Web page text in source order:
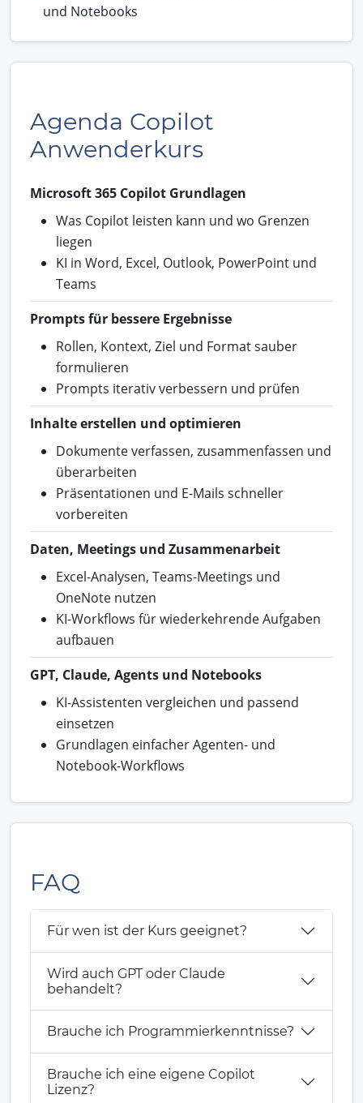
und Notebooks
Agenda Copilot
Anwenderkurs
Microsoft 365 Copilot Grundlagen
Was Copilot leisten kann und wo Grenzen
liegen
KI in Word, Excel, Outlook, PowerPoint und
Teams
Prompts für bessere Ergebnisse
Rollen, Kontext, Ziel und Format sauber
formulieren
Prompts iterativ verbessern und prüfen
Inhalte erstellen und optimieren
Dokumente verfassen, zusammenfassen und
überarbeiten
Präsentationen und E-Mails schneller
vorbereiten
Daten, Meetings und Zusammenarbeit
Excel-Analysen, Teams-Meetings und
OneNote nutzen
KI-Workflows für wiederkehrende Aufgaben
aufbauen
GPT, Claude, Agents und Notebooks
KI-Assistenten vergleichen und passend
einsetzen
Grundlagen einfacher Agenten- und
Notebook-Workflows
FAQ
Für wen ist der Kurs geeignet?
Wird auch GPT oder Claude
behandelt?
Brauche ich Programmierkenntnisse?
Brauche ich eine eigene Copilot
Lizenz?